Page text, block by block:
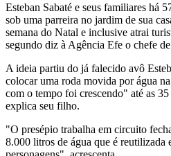
Esteban Sabaté e seus familiares há
sob uma parreira no jardim de sua
semana do Natal e inclusive atrai
segundo diz à Agência Efe o chefe
A ideia partiu do já falecido avô
colocar uma roda movida por água
com o tempo foi crescendo" até as
explica seu filho.
"O presépio trabalha em circuito
8.000 litros de água que é reutilizada